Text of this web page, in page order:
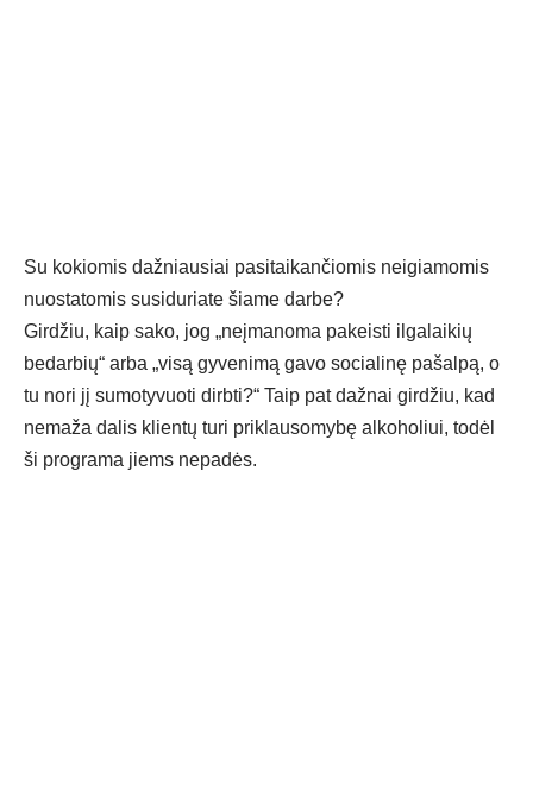
Su kokiomis dažniausiai pasitaikančiomis neigiamomis
nuostatomis susiduriate šiame darbe?
Girdžiu, kaip sako, jog „neįmanoma pakeisti ilgalaikių
bedarbių“ arba „visą gyvenimą gavo socialinę pašalpą, o
tu nori jį sumotyvuoti dirbti?“ Taip pat dažnai girdžiu, kad
nemaža dalis klientų turi priklausomybę alkoholiui, todėl
ši programa jiems nepadės.